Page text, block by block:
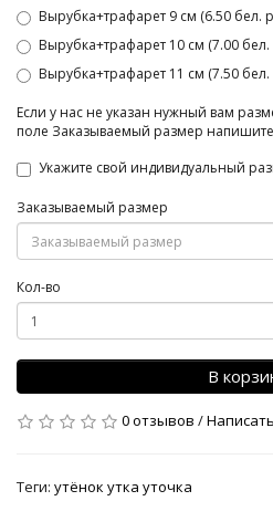
Вырубка+трафарет 9 см (6.50 бел.
Вырубка+трафарет 10 см (7.00 бел.
Вырубка+трафарет 11 см (7.50 бел.
Если у нас не указан нужный вам
поле Заказываемый размер
Укажите свой индивидуальный
Заказываемый размер
Кол-во
В
0 отзывов /
Теги: утёнок утка уточка